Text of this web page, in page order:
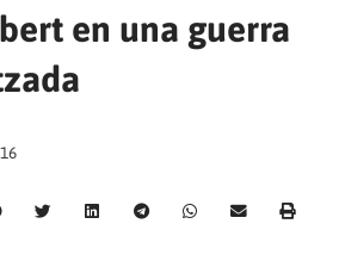
en una guerra